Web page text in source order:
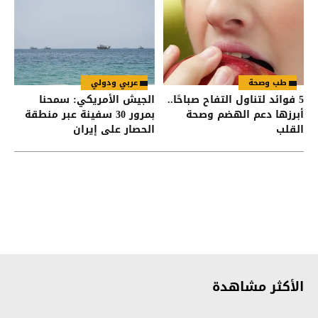
طب وصحة
5 فوائد لتناول التفاح صباحًا..
أبرزها دعم الهضم وصحة
القلب
عربي ودولي
الجيش الأمريكي: سمحنا
بمرور 30 سفينة عبر منطقة
الحصار على إيران
الأكثر مشاهدة